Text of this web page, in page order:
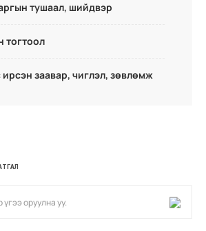
тушаал, шийдвэр
тогтоол
заавар, чиглэл, зөвлөмж